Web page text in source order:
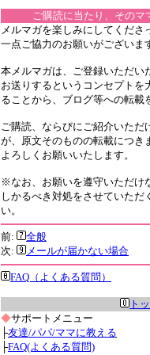
ご購読に当たり、そのマ
メルマガを楽しみにしてくださ
一点ご協力のお願いがございま
本メルマガは、ご登録いただい
お送りするというコンセプト
ることから、ブログ等への転載
ご購読、ならびにご紹介いただ
が、原文そのものの転載につき
よろしくお願いいたします。
※なお、お願いを遵守いただけ
しかるべき対処をさせていただ
い。
前:
全般
次:
メールが届かない場合
FAQ（よくある質問）
ト
◆サポートメニュー
├友達/パパ/ママに教える
├FAQ(よくある質問)